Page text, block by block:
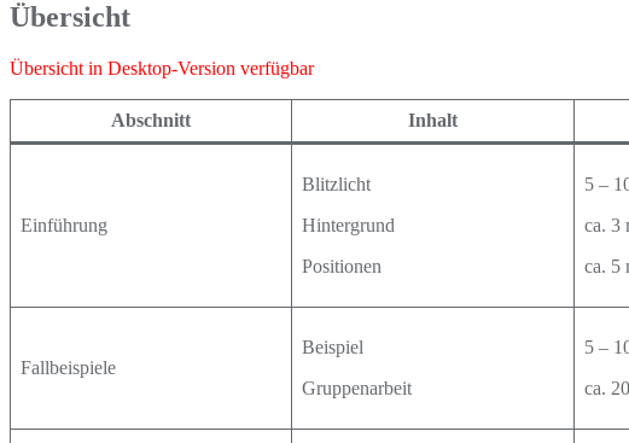
Übersicht
Übersicht in Desktop-Version verfügbar
Abschnitt Inhalt
Einführung
Blitzlicht
Hintergrund
Positionen
5 –
ca. 3
ca. 5
Fallbeispiele
Beispiel
Gruppenarbeit
5 –
ca.